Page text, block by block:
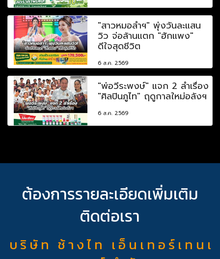
"สาวหมอลำฯ" พุ่งวันละแสน
วิว จ่อล้านแตก "ฮักแพง"
ดีใจสุดชีวิต
6 ส.ค. 2569
"พ่อวีระพงษ์" แจก 2 ลำเรื่อง
"ศิลปินภูไท" ฤดูกาลใหม่อลังฯ
6 ส.ค. 2569
ต้องการรายละเอียดเพิ่มเติม
ติดต่อเรา
บ ริ ษั ท ช้ า ง ไ ท เ อ็ น เ ท อ ร์ เ ท น เ